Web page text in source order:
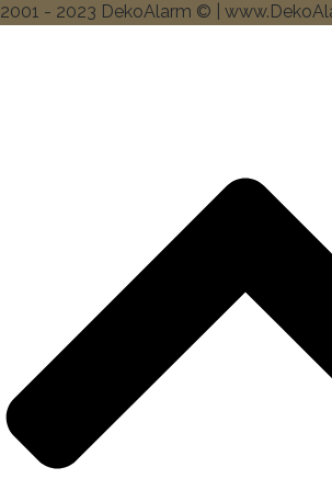
2001 - 2023 DekoAlarm © |